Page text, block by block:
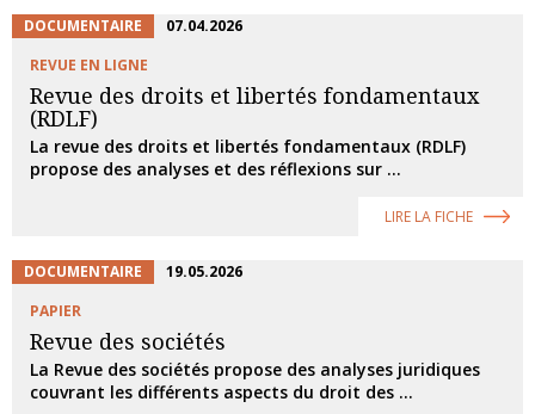
DOCUMENTAIRE
07.04.2026
REVUE EN LIGNE
Revue des droits et libertés fondamentaux
(RDLF)
La revue des droits et libertés fondamentaux (RDLF)
propose des analyses et des réflexions sur ...
LIRE LA FICHE
DOCUMENTAIRE
19.05.2026
PAPIER
Revue des sociétés
La Revue des sociétés propose des analyses juridiques
couvrant les différents aspects du droit des ...